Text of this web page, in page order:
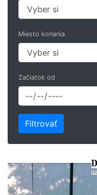
Miesto konania
Začiatok od